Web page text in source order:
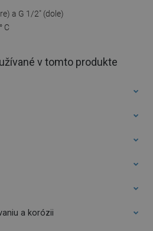
a G 1/2" (dole)
C
v tomto produkte
a korózii